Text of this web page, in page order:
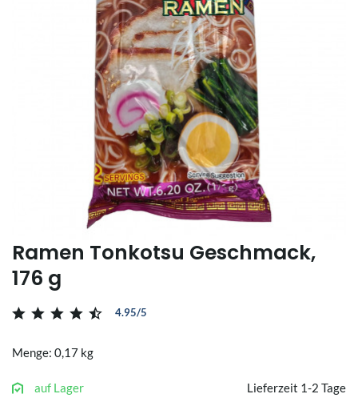
Ramen Tonkotsu Geschmack,
176 g
4.95/5
Menge: 0,17 kg
auf Lager Lieferzeit 1-2 Tage